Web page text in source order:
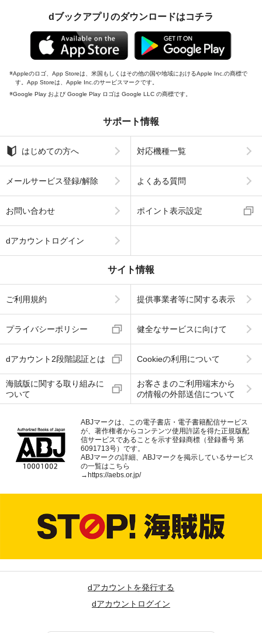
dブックアプリのダウンロードはコチラ
Appleのロゴ、App Storeは、米国もしくはその他の国や地域におけるApple Inc.の商標で
す。App Storeは、Apple Inc.のサービスマークです。
Google Play および Google Play ロゴは Google LLC の商標です。
サポート情報
はじめての方へ 対応機種一覧
メールサービス登録/解除 よくある質問
お問い合わせ ポイント表示設定
dアカウントログイン
サイト情報
ご利用規約 提供事業者等に関する表示
プライバシーポリシー 健全なサービスに向けて
dアカウント2段階認証とは Cookieの利用について
海賊版に関する取り組みに
ついて
お客さまのご利用端末から
の情報の外部送信について
ABJマークは、この電子書店・電子書籍配信サービス
が、著作権者からコンテンツ使用許諾を得た正規版配
信サービスであることを示す登録商標（登録番号 第
6091713号）です。
ABJマークの詳細、ABJマークを掲示しているサービス
の一覧はこちら
→https://aebs.or.jp/
dアカウントを発行する
dアカウントログイン